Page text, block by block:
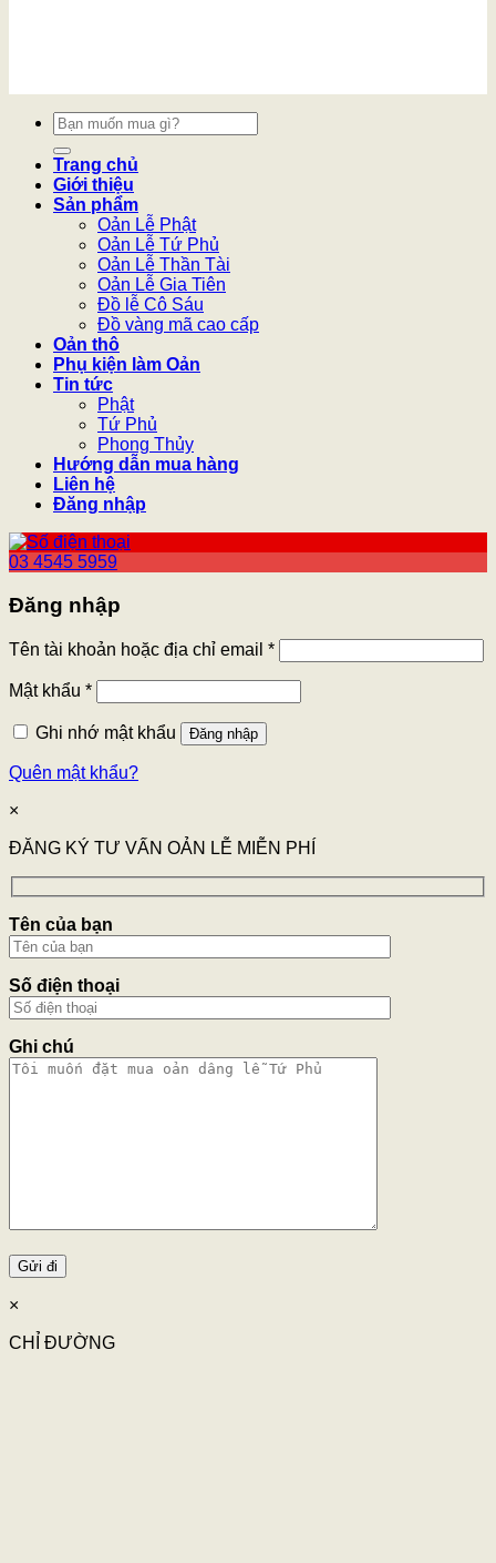
Tìm
kiếm:
Trang chủ
Giới thiệu
Sản phẩm
Oản Lễ Phật
Oản Lễ Tứ Phủ
Oản Lễ Thần Tài
Oản Lễ Gia Tiên
Đồ lễ Cô Sáu
Đồ vàng mã cao cấp
Oản thô
Phụ kiện làm Oản
Tin tức
Phật
Tứ Phủ
Phong Thủy
Hướng dẫn mua hàng
Liên hệ
Đăng nhập
03 4545 5959
Đăng nhập
Tên tài khoản hoặc địa chỉ email *
Mật khẩu *
Ghi nhớ mật khẩu Đăng nhập
Quên mật khẩu?
×
ĐĂNG KÝ TƯ VẤN OẢN LỄ MIỄN PHÍ
Tên của bạn
Số điện thoại
Ghi chú
×
CHỈ ĐƯỜNG